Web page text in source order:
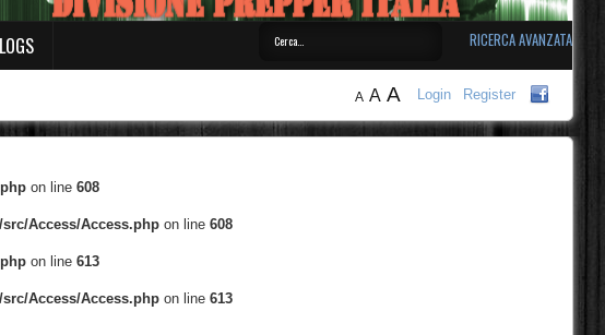
RICERCA AVANZATA
Login Register
A A A
on line 608
Access/Access.php on line 608
on line 613
Access/Access.php on line 613